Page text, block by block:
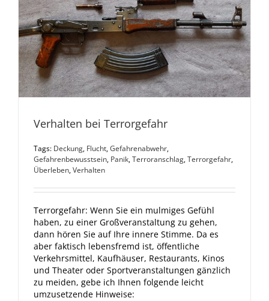
Verhalten bei Terrorgefahr
Tags: Deckung, Flucht,Gefahrenabwehr,
Gefahrenbewusstsein, Panik,Terroranschlag,Terrorgefahr,
Überleben,Verhalten
Terrorgefahr: Wenn Sie ein mulmiges Gefühl
haben, zu einer Großveranstaltung zu gehen,
dann hören Sie auf Ihre innere Stimme. Da es
aber faktisch lebensfremd ist, öffentliche
Verkehrsmittel, Kaufhäuser, Restaurants, Kinos
und Theater oder Sportveranstaltungen gänzlich
zu meiden, gebe ich Ihnen folgende leicht
umzusetzende Hinweise: